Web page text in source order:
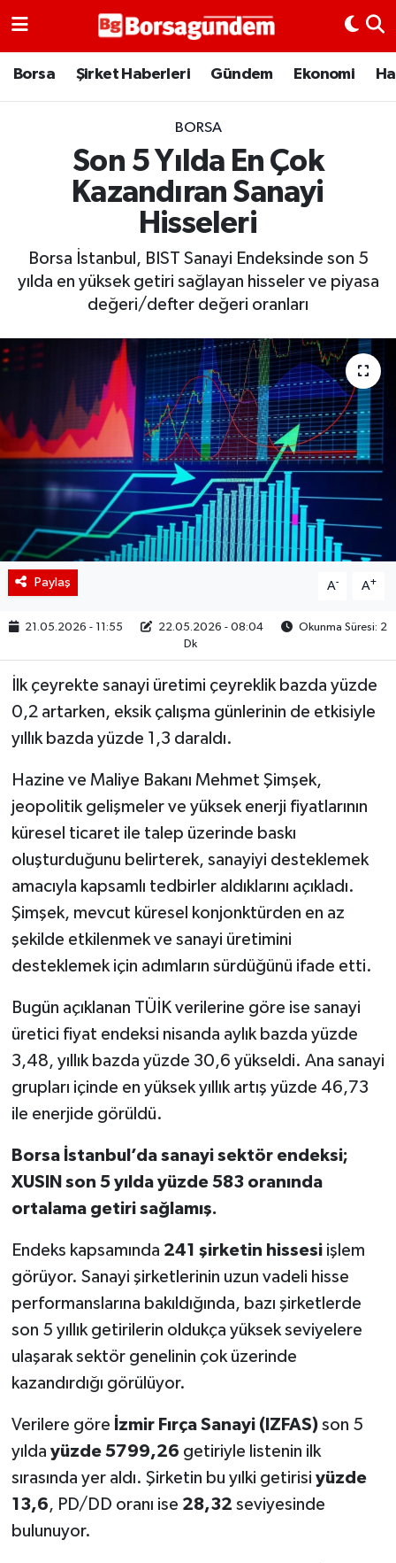
Borsa Şirket Haberleri Gündem Ekonomi
BORSA
Son 5 Yılda En Çok
Kazandıran Sanayi
Hisseleri
Borsa İstanbul, BIST Sanayi Endeksinde son 5
yılda en yüksek getiri sağlayan hisseler ve piyasa
değeri/defter değeri oranları
Paylaş A- A+
21.05.2026 - 11:55 22.05.2026 - 08:04
Okunma Süresi: 2
Dk
İlk çeyrekte sanayi üretimi çeyreklik bazda yüzde
0,2 artarken, eksik çalışma günlerinin de etkisiyle
yıllık bazda yüzde 1,3 daraldı.
Hazine ve Maliye Bakanı Mehmet Şimşek,
jeopolitik gelişmeler ve yüksek enerji fiyatlarının
küresel ticaret ile talep üzerinde baskı
oluşturduğunu belirterek, sanayiyi desteklemek
amacıyla kapsamlı tedbirler aldıklarını açıkladı.
Şimşek, mevcut küresel konjonktürden en az
şekilde etkilenmek ve sanayi üretimini
desteklemek için adımların sürdüğünü ifade etti.
Bugün açıklanan TÜİK verilerine göre ise sanayi
üretici fiyat endeksi nisanda aylık bazda yüzde
3,48, yıllık bazda yüzde 30,6 yükseldi. Ana sanayi
grupları içinde en yüksek yıllık artış yüzde 46,73
ile enerjide görüldü.
Borsa İstanbul’da sanayi sektör endeksi;
XUSIN son 5 yılda yüzde 583 oranında
ortalama getiri sağlamış.
Endeks kapsamında 241 şirketin hissesiişlem
görüyor. Sanayi şirketlerinin uzun vadeli hisse
performanslarına bakıldığında, bazı şirketlerde
son 5 yıllık getirilerin oldukça yüksek seviyelere
ulaşarak sektör genelinin çok üzerinde
kazandırdığı görülüyor.
Verilere göre İzmir Fırça Sanayi (IZFAS)son 5
yılda yüzde 5799,26 getiriyle listenin ilk
sırasında yer aldı. Şirketin bu yılki getirisi yüzde
13,6, PD/DD oranı ise 28,32 seviyesinde
bulunuyor.
Borsa
Emtia
Galeri
Gündem
Bitcoin
Şirket Haberleri
Borsa Gundem
BIST 100 Isı Haritası
Coin Isı Haritası
Ekonomik Takvim
Kiripto Para Piyasası
İletişim